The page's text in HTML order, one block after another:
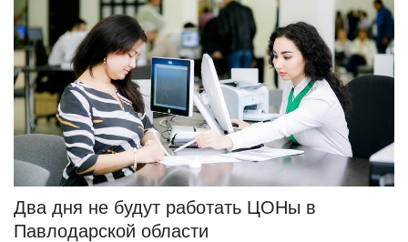
Два дня не будут работать ЦОНы в
Павлодарской области